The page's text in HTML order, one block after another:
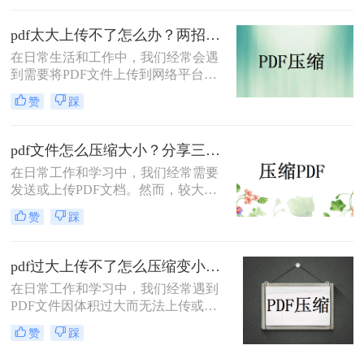
以内呢？本文将介绍两种常用的PDF
压缩方法。
pdf太大上传不了怎么办？两招帮你解决！
在日常生活和工作中，我们经常会遇
到需要将PDF文件上传到网络平台或
发送给他人的情况。然而，有时PDF
文件过大，导致无法顺利上传或发
本文将介绍两种解决PDF文件过大无
法上传的方法，帮助你轻松应对这一
问题。
赞 踩
pdf文件怎么压缩大小？分享三种实用压缩方法！
在日常工作和学习中，我们经常需要
发送或上传PDF文档。然而，较大的
文件可能会导致传输缓慢或者无法满
足上传限制。那么pdf文件怎么压缩大
缩方法，帮助你轻松减小文件大小。
赞 踩
pdf过大上传不了怎么压缩变小？快来试试这3种压缩方法！
在日常工作和学习中，我们经常遇到
PDF文件因体积过大而无法上传或分
享的情况。那么pdf过大上传不了怎么
压缩变小呢？为了帮助您轻松应对这
赞 踩